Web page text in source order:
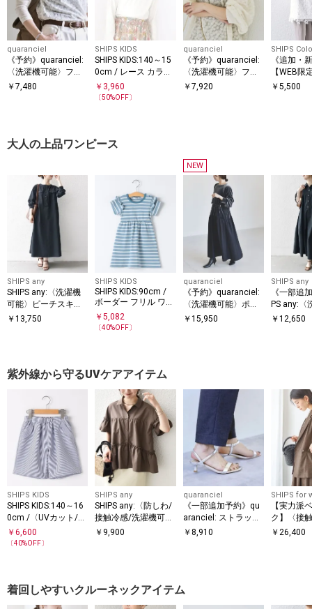
quaranciel
《予約》quaranciel:
〈洗濯機可能〉フラ
ワー ジャカード クル
￥ 7,480
SHIPS KIDS
SHIPS KIDS:140～15
0cm / レース カラー
長袖 TEE
￥ 3,960
〔50%OFF〕
quaranciel
《予約》quaranciel:
〈洗濯機可能〉フラ
ワー ジャカード ギャ
￥ 7,920
SHIPS
《追加・
【WEB限
Colors:ポ
￥5,500
大人の上品ワンピース
SHIPS any
SHIPS any:〈洗濯機
可能〉ピーチスキン
クルーネック ポケッ
￥ 13,750
SHIPS KIDS
SHIPS KIDS:90cm /
ボーダー フリル ワン
ピース
￥5,082
〔40%OFF〕
NEW
quaranciel
《予約》quaranciel:
〈洗濯機可能〉ポリ
エステル ベロア ドロ
￥ 15,950
SHIPS any
《一部追
PS any:〈
能〉タイ
￥12,650
紫外線から守るUVケアアイテム
SHIPS KIDS
SHIPS KIDS:140～16
0cm /〈UVカット/吸
水速乾〉ドライタッ
チ ショーツ
￥ 6,600
〔40%OFF〕
SHIPS any
SHIPS any:〈防しわ/
接触冷感/洗濯機可
能〉ファンクション
￥ 9,900
quaranciel
《一部追加予約》qu
aranciel: ストラップ
ヒール サンダル
￥ 8,910
SHIPS for
【実力派
ク】〈接
カット/吸
￥26,400
着回しやすいクルーネックアイテム